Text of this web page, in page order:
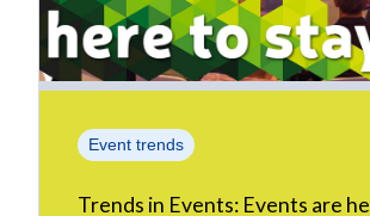
Event trends
Trends in Events: Events are